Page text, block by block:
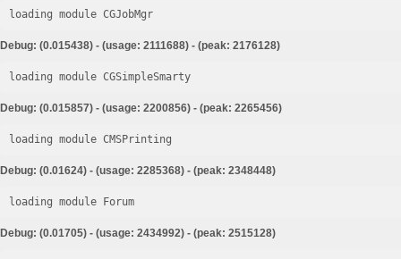
loading module CGJobMgr
Debug: (0.015438) - (usage: 2111688) - (peak: 2176128)
loading module CGSimpleSmarty
Debug: (0.015857) - (usage: 2200856) - (peak: 2265456)
loading module CMSPrinting
Debug: (0.01624) - (usage: 2285368) - (peak: 2348448)
loading module Forum
Debug: (0.01705) - (usage: 2434992) - (peak: 2515128)